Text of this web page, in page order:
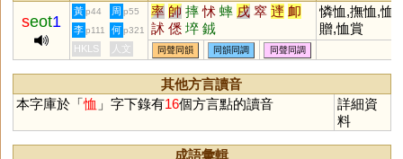
seot1
黃 p44 周 p55 率 帥 摔 怵 蟀 戌 窣 䢦 卹
訹 僁 埣 銊
憐恤,撫恤,恤
贈,恤賞
李 p111 何 p321
HKLS 人文 同聲同韻 同韻同調 同聲同調
其他方言讀音
本字庫於「恤 」字下錄有16個方言點的讀音
詳細資
料
成語彙輯